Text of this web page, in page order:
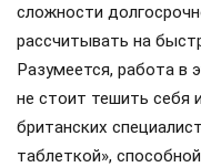
сложности
рассчитывать на
Разумеется, работа в
не стоит тешить себя
британских
таблеткой»,